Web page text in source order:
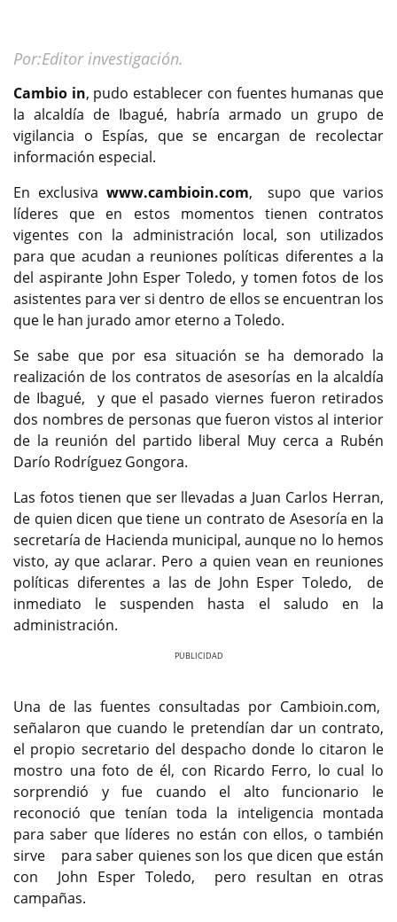
Por:Editor investigación.
Cambio in, pudo establecer con fuentes humanas que
la alcaldía de Ibagué, habría armado un grupo de
vigilancia o Espías, que se encargan de recolectar
información especial.
En exclusiva www.cambioin.com, supo que varios
líderes que en estos momentos tienen contratos
vigentes con la administración local, son utilizados
para que acudan a reuniones políticas diferentes a la
del aspirante John Esper Toledo, y tomen fotos de los
asistentes para ver si dentro de ellos se encuentran los
que le han jurado amor eterno a Toledo.
Se sabe que por esa situación se ha demorado la
realización de los contratos de asesorías en la alcaldía
de Ibagué, y que el pasado viernes fueron retirados
dos nombres de personas que fueron vistos al interior
de la reunión del partido liberal Muy cerca a Rubén
Darío Rodríguez Gongora.
Las fotos tienen que ser llevadas a Juan Carlos Herran,
de quien dicen que tiene un contrato de Asesoría en la
secretaría de Hacienda municipal, aunque no lo hemos
visto, ay que aclarar. Pero a quien vean en reuniones
políticas diferentes a las de John Esper Toledo, de
inmediato le suspenden hasta el saludo en la
administración.
Una de las fuentes consultadas por Cambioin.com,
señalaron que cuando le pretendían dar un contrato,
el propio secretario del despacho donde lo citaron le
mostro una foto de él, con Ricardo Ferro, lo cual lo
sorprendió y fue cuando el alto funcionario le
reconoció que tenían toda la inteligencia montada
para saber que líderes no están con ellos, o también
sirve para saber quienes son los que dicen que están
con John Esper Toledo, pero resultan en otras
campañas.